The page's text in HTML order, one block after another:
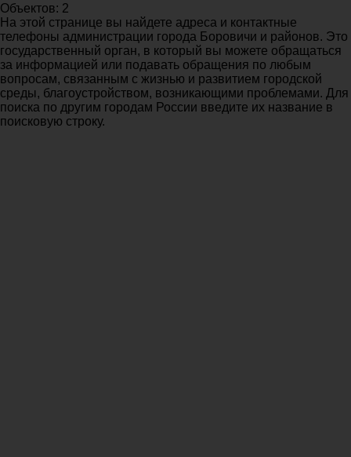
Объектов: 2
На этой странице вы найдете адреса и контактные
телефоны администрации города Боровичи и районов. Это
государственный орган, в который вы можете обращаться
за информацией или подавать обращения по любым
вопросам, связанным с жизнью и развитием городской
среды, благоустройством, возникающими проблемами. Для
поиска по другим городам России введите их название в
поисковую строку.